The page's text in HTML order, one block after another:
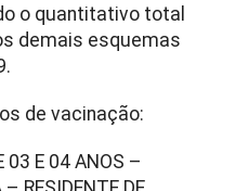
o quantitativo total
demais esquemas
de vacinação:
03 E 04 ANOS –